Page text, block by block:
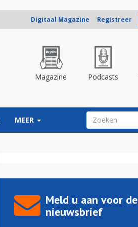
Digitaal Magazine Registreer
Magazine Podcasts
MEER ZOEKVELD
Meld u aan voor de
nieuwsbrief